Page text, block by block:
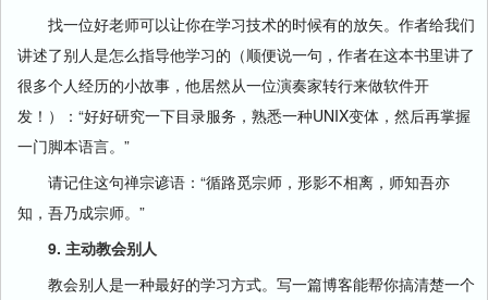
找一位好老师可以让你在学习技术的时候有的放矢。作者给我们
讲述了别人是怎么指导他学习的（顺便说一句，作者在这本书里讲了
很多个人经历的小故事，他居然从一位演奏家转行来做软件开
发！）：“好好研究一下目录服务，熟悉一种UNIX变体，然后再掌握
一门脚本语言。”
请记住这句禅宗谚语：“循路觅宗师，形影不相离，师知吾亦
知，吾乃成宗师。”
9. 主动教会别人
教会别人是一种最好的学习方式。写一篇博客能帮你搞清楚一个